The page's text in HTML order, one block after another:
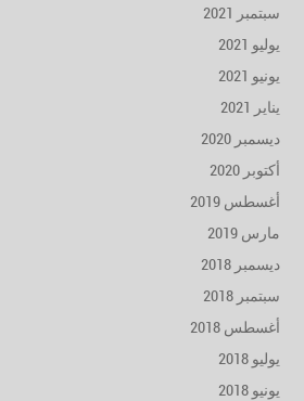
سبتمبر 2021
يوليو 2021
يونيو 2021
يناير 2021
ديسمبر 2020
أكتوبر 2020
أغسطس 2019
مارس 2019
ديسمبر 2018
سبتمبر 2018
أغسطس 2018
يوليو 2018
يونيو 2018